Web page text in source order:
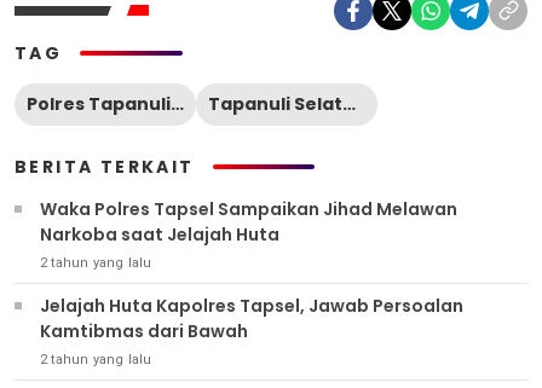
TAG
Polres Tapanuli Selatan Tapanuli Selatan
BERITA TERKAIT
Waka Polres Tapsel Sampaikan Jihad Melawan
Narkoba saat Jelajah Huta
2 tahun yang lalu
Jelajah Huta Kapolres Tapsel, Jawab Persoalan
Kamtibmas dari Bawah
2 tahun yang lalu